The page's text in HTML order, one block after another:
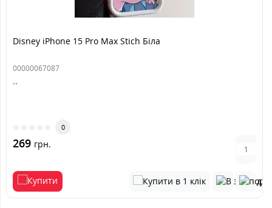
Disney iPhone 15 Pro Max Stich Біла
00000067087
..
0
269 грн.